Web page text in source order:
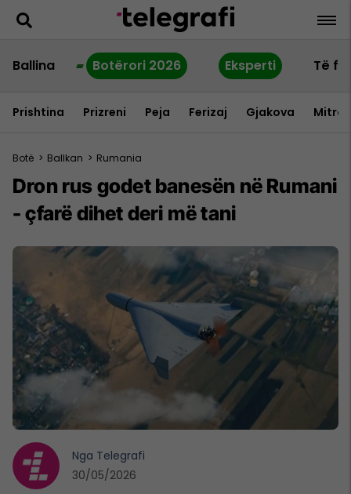
Ballina Botërori 2026 Eksperti Të
Prishtina Prizreni Peja Ferizaj Gjakova
Botë > Ballkan > Rumania
Dron rus godet banesën në Rumani
- çfarë dihet deri më tani
Nga Telegrafi
30/05/2026